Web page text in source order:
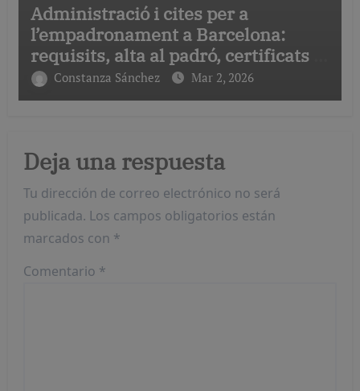
Administració i cites per a
l’empadronament a Barcelona:
requisits, alta al padró, certificats i
terminis de gestió
Constanza Sánchez Mar 2, 2026
Deja una respuesta
Tu dirección de correo electrónico no será
publicada. Los campos obligatorios están
marcados con *
Comentario *